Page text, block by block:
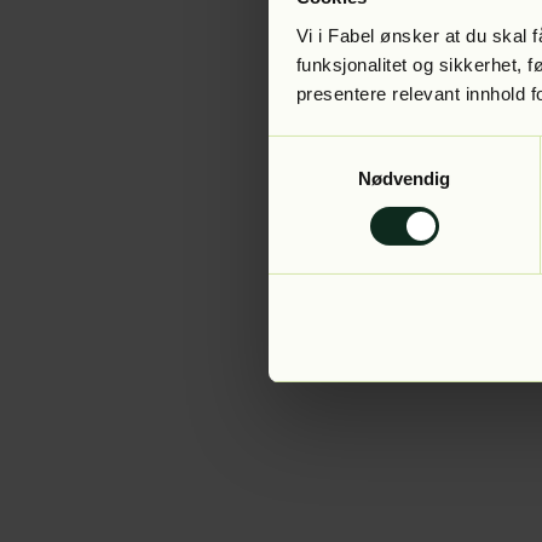
Vi i Fabel ønsker at du skal
funksjonalitet og sikkerhet,
presentere relevant innhold
Nødvendig
Application